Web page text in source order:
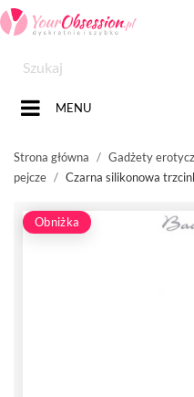
MENU
Strona główna Gadżety
pejcze
Czarna silikonowa
Obniżka